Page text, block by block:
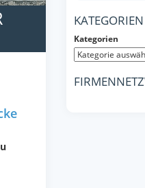
KATEGORIEN
Kategorien